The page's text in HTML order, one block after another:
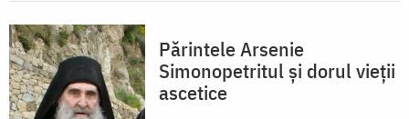
Părintele Arsenie
Simonopetritul şi dorul vieții
ascetice